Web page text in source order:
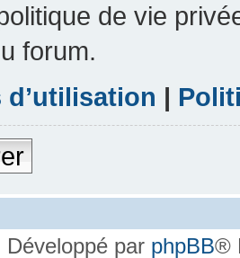
de vie
forum.
|
Développé par phpBB®